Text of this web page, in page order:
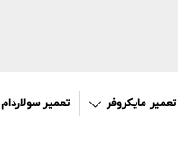
تعمیر مایکروفر تعمیر سولاردام